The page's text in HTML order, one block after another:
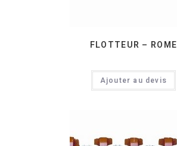
FLOTTEUR – ROME
Ajouter au devis